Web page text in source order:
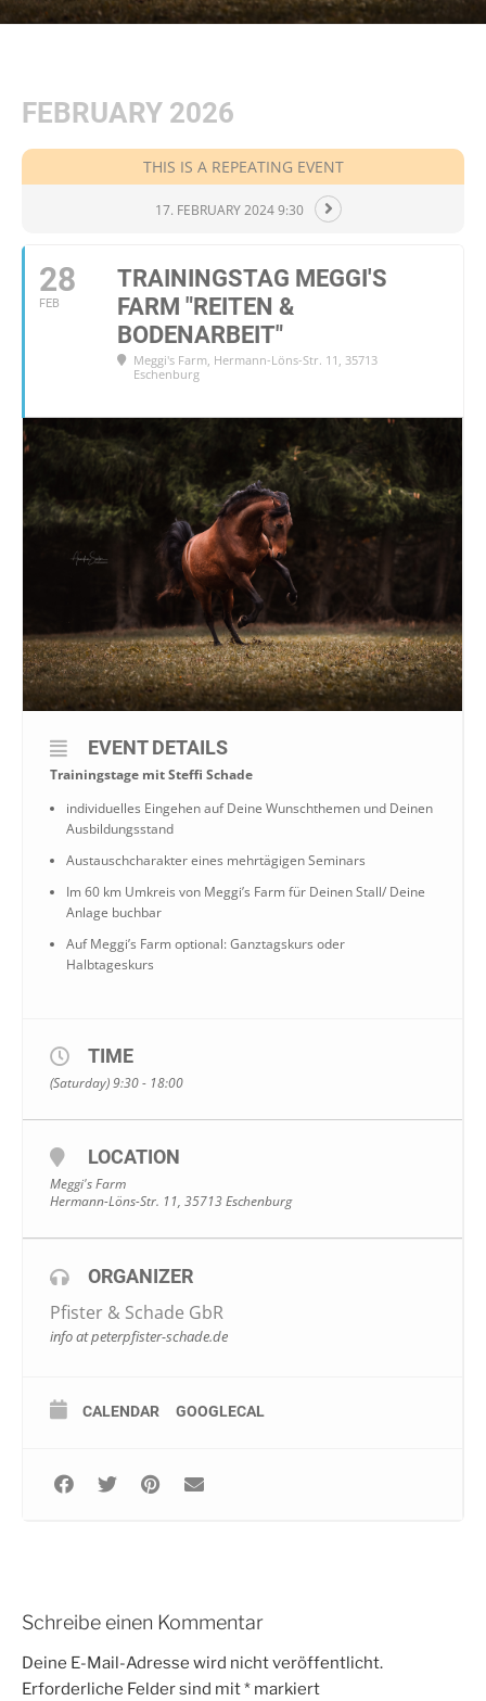
FEBRUARY 2026
THIS IS A REPEATING EVENT
17. FEBRUARY 2024 9:30
28
FEB
TRAININGSTAG MEGGI'S
FARM "REITEN &
BODENARBEIT"
Meggi's Farm, Hermann-Löns-Str. 11, 35713
Eschenburg
EVENT DETAILS
Trainingstage mit Steffi Schade
individuelles Eingehen auf Deine Wunschthemen und Deinen
Ausbildungsstand
Austauschcharakter eines mehrtägigen Seminars
Im 60 km Umkreis von Meggi’s Farm für Deinen Stall/ Deine
Anlage buchbar
Auf Meggi’s Farm optional: Ganztagskurs oder
Halbtageskurs
TIME
(Saturday) 9:30 - 18:00
LOCATION
Meggi's Farm
Hermann-Löns-Str. 11, 35713 Eschenburg
ORGANIZER
Pfister & Schade GbR
info at peterpfister-schade.de
CALENDAR GOOGLECAL
Schreibe einen Kommentar
Deine E-Mail-Adresse wird nicht veröffentlicht.
Erforderliche Felder sind mit* markiert